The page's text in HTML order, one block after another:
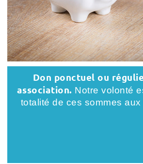
Don ponctuel ou
association. Notre volonté
totalité de ces sommes